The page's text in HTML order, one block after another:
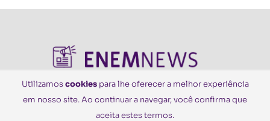
© Todos os Direitos Reservados
Utilizamoscookiespara lhe oferecer a melhor experiência
em nosso site. Ao continuar a navegar, você confirma que
aceita estes termos.